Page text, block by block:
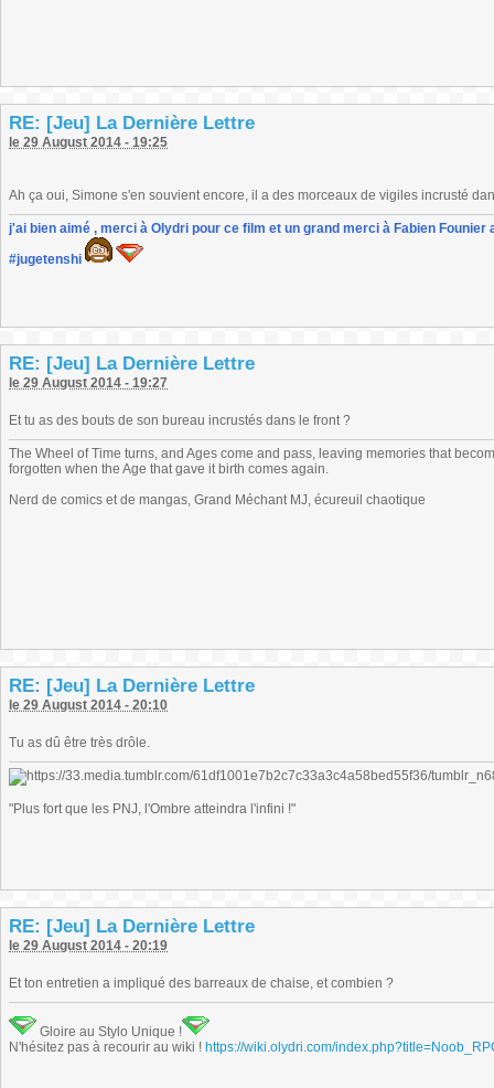
RE: [Jeu] La Dernière Lettre
le 29 August 2014 - 19:25
Ah ça oui, Simone s'en souvient encore, il a des morceaux de vigiles incrusté
j'ai bien aimé , merci à Olydri pour ce film et un grand merci à Fabien
#jugetenshi
RE: [Jeu] La Dernière Lettre
le 29 August 2014 - 19:27
Et tu as des bouts de son bureau incrustés dans le front ?
The Wheel of Time turns, and Ages come and pass, leaving memories that
forgotten when the Age that gave it birth comes again.
Nerd de comics et de mangas, Grand Méchant MJ, écureuil chaotique
RE: [Jeu] La Dernière Lettre
le 29 August 2014 - 20:10
Tu as dû être très drôle.
"Plus fort que les PNJ, l'Ombre atteindra l'infini !"
RE: [Jeu] La Dernière Lettre
le 29 August 2014 - 20:19
Et ton entretien a impliqué des barreaux de chaise, et combien ?
Gloire au Stylo Unique !
N'hésitez pas à recourir au wiki ! https://wiki.olydri.com/